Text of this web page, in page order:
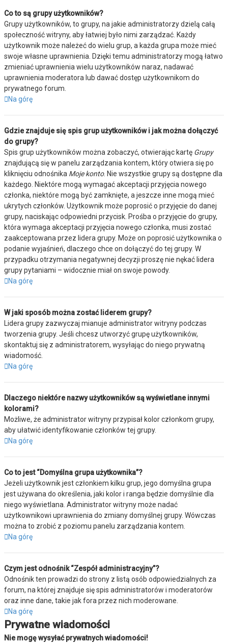
Co to są grupy użytkowników?
Grupy użytkowników, to grupy, na jakie administratorzy dzielą całą
społeczność witryny, aby łatwiej było nimi zarządzać. Każdy
użytkownik może należeć do wielu grup, a każda grupa może mieć
swoje własne uprawnienia. Dzięki temu administratorzy mogą łatwo
zmieniać uprawnienia wielu użytkowników naraz, nadawać
uprawnienia moderatora lub dawać dostęp użytkownikom do
prywatnego forum.
Na górę
Gdzie znajduje się spis grup użytkowników i jak można dołączyć
do grupy?
Spis grup użytkowników można zobaczyć, otwierając kartę Grupy
znajdującą się w panelu zarządzania kontem, który otwiera się po
kliknięciu odnośnika Moje konto. Nie wszystkie grupy są dostępne dla
każdego. Niektóre mogą wymagać akceptacji przyjęcia nowego
członka, niektóre mogą być zamknięte, a jeszcze inne mogą mieć
ukrytych członków. Użytkownik może poprosić o przyjęcie do danej
grupy, naciskając odpowiedni przycisk. Prośba o przyjęcie do grupy,
która wymaga akceptacji przyjęcia nowego członka, musi zostać
zaakceptowana przez lidera grupy. Może on poprosić użytkownika o
podanie wyjaśnień, dlaczego chce on dołączyć do tej grupy. W
przypadku otrzymania negatywnej decyzji proszę nie nękać lidera
grupy pytaniami – widocznie miał on swoje powody.
Na górę
W jaki sposób można zostać liderem grupy?
Lidera grupy zazwyczaj mianuje administrator witryny podczas
tworzenia grupy. Jeśli chcesz utworzyć grupę użytkowników,
skontaktuj się z administratorem, wysyłając do niego prywatną
wiadomość.
Na górę
Dlaczego niektóre nazwy użytkowników są wyświetlane innymi
kolorami?
Możliwe, że administrator witryny przypisał kolor członkom grupy,
aby ułatwić identyfikowanie członków tej grupy.
Na górę
Co to jest “Domyślna grupa użytkownika”?
Jeżeli użytkownik jest członkiem kilku grup, jego domyślna grupa
jest używana do określenia, jaki kolor i ranga będzie domyślnie dla
niego wyświetlana. Administrator witryny może nadać
użytkownikowi uprawnienia do zmiany domyślnej grupy. Wówczas
można to zrobić z poziomu panelu zarządzania kontem.
Na górę
Czym jest odnośnik “Zespół administracyjny”?
Odnośnik ten prowadzi do strony z listą osób odpowiedzialnych za
forum, na której znajduje się spis administratorów i moderatorów
oraz inne dane, takie jak fora przez nich moderowane.
Na górę
Prywatne wiadomości
Nie mogę wysyłać prywatnych wiadomości!